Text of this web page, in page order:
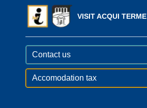
VISIT ACQUI TERME
Contact us
Accomodation tax